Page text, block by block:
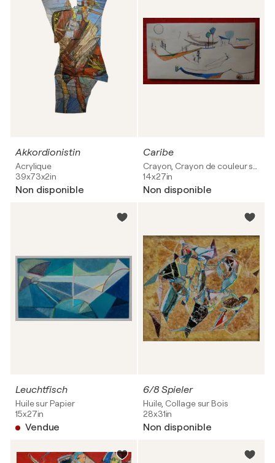
Akkordionistin
Acrylique
39x73x2in
Non disponible
Caribe
14x27in
Non disponible
Leuchtfisch
Huile sur Papier
15x27in
Vendue
6/8 Spieler
Huile, Collage sur Bois
28x31in
Non disponible